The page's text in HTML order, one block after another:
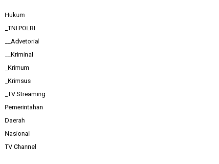
Hukum
_TNI.POLRI
__Advetorial
__Kriminal
_Krimum
_Krimsus
_TV Streaming
Pemerintahan
Daerah
Nasional
TV Channel